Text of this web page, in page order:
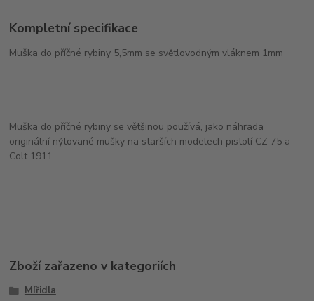
Kompletní specifikace
Muška do příčné rybiny 5,5mm se světlovodným vláknem 1mm
Muška do příčné rybiny se většinou používá, jako náhrada
originální nýtované mušky na starších modelech pistolí CZ 75 a
Colt 1911.
Zboží zařazeno v kategoriích
Mířidla